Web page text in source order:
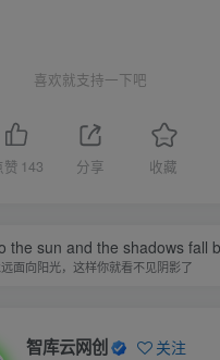
喜欢就支持一下吧
赞 143 分享 收藏
the sun and the shadows fall
面向阳光，这样你就看不见阴影了
智库云网创 关注